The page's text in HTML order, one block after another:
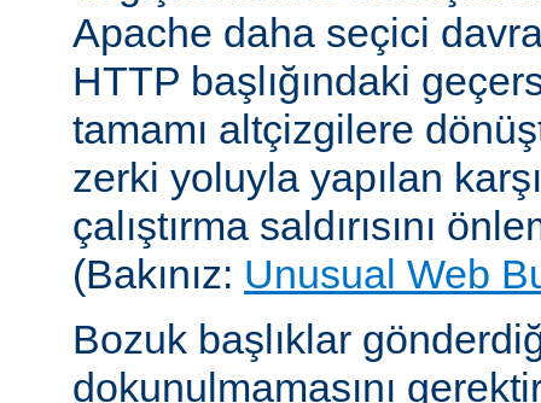
Apache daha seçici
HTTP başlığındaki
tamamı altçizgilere
zerki yoluyla yapılan
çalıştırma saldırısını
(Bakınız: Unusual Web
Bozuk başlıklar
dokunulmamasını